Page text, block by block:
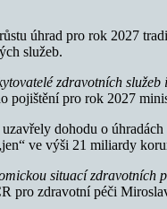
úhrad pro rok 2027
služeb.
zdravotních
pojištění pro rok 2027
uzavřely dohodu o
ve výši 21 miliardy
situací
pro zdravotní péči